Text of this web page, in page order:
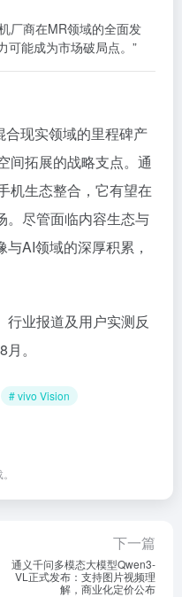
厂商在MR领域的全面发
可能成为市场破局点。”
现实领域的里程碑产
间拓展的战略支点。通
机生态整合，它有望在
。尽管面临内容生态与
AI领域的深厚积累，
行业报道及用户实测反
。
# vivo Vision
下一篇
通义千问多模态大模型Qwen3-
VL正式发布：支持图片视频理
解，商业化定价公布